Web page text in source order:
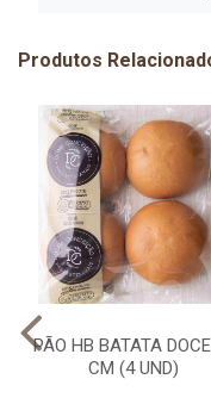
Produtos
PÃO HB BATATA
CM (4 UND)